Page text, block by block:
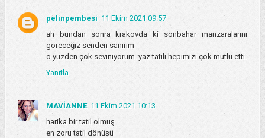
pelinpembesi 11 Ekim 2021 09:57
ah bundan sonra krakovda ki sonbahar manzaralarını
göreceğiz senden sanırım
o yüzden çok seviniyorum. yaz tatili hepimizi çok mutlu etti.
Yanıtla
MAVİANNE 11 Ekim 2021 10:13
harika bir tatil olmuş
en zoru tatil dönüşü